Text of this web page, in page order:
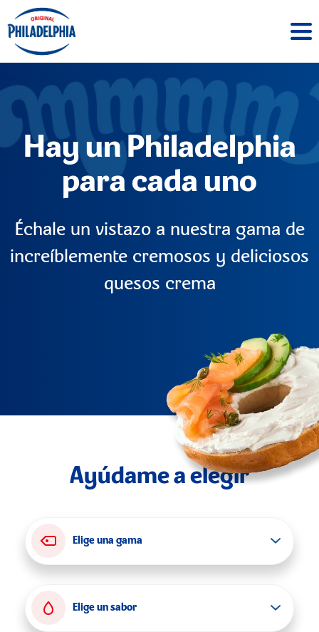
Hay un Philadelphia
para cada uno
Échale un vistazo a nuestra gama de
increíblemente cremosos y deliciosos
quesos crema
Ayúdame a elegir
Elige una gama
Elige un sabor